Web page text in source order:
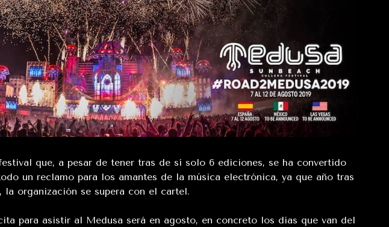
que, a pesar de tener tras de sí solo 6 ediciones, se ha convertido
un reclamo para los amantes de la música electrónica, ya que año tras
la organización se supera con el cartel.
para asistir al Medusa será en agosto, en concreto los días que van del